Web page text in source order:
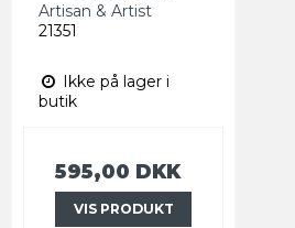
Artisan & Artist
21351
Ikke på lager i
butik
595,00 DKK
VIS PRODUKT